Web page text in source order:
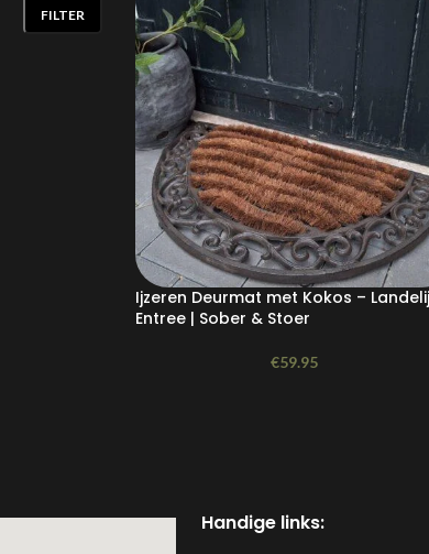
FILTER
Ijzeren Deurmat met Kokos –
Entree | Sober & Stoer
€59.95
Handige links: